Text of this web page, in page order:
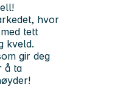
hvor
tett
kveld.
gir deg
å ta